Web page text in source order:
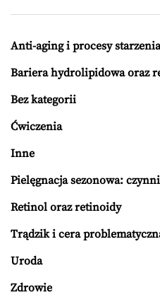
Anti-aging i procesy starzenia
Bariera hydrolipidowa oraz
Bez kategorii
Ćwiczenia
Inne
Pielęgnacja sezonowa:
Retinol oraz retinoidy
Trądzik i cera
Uroda
Zdrowie